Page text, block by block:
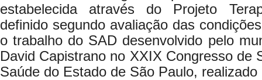
estabelecida através do Projeto
definido segundo avaliação das
o trabalho do SAD desenvolvido pelo
David Capistrano no XXIX Congresso de
Saúde do Estado de São Paulo,